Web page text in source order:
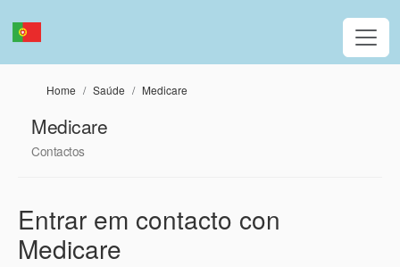
Home Saúde Medicare
Medicare
Contactos
Entrar em contacto con
Medicare